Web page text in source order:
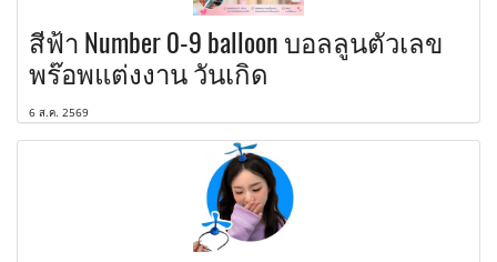
สีฟ้า Number 0-9 balloon บอลลูนตัวเลข
พร๊อพแต่งงาน วันเกิด
6 ส.ค. 2569